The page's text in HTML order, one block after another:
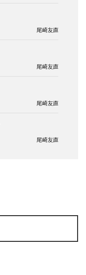
尾崎友直
尾崎友直
尾崎友直
尾崎友直